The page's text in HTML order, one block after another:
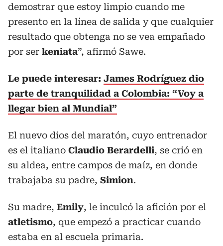
demostrar que estoy limpio cuando me
presento en la línea de salida y que cualquier
resultado que obtenga no se vea empañado
por ser keniata”, afirmó Sawe.
Le puede interesar: James Rodríguez dio
parte de tranquilidad a Colombia: “Voy a
llegar bien al Mundial”
El nuevo dios del maratón, cuyo entrenador
es el italiano Claudio Berardelli, se crió en
su aldea, entre campos de maíz, en donde
trabajaba su padre, Simion.
Su madre, Emily, le inculcó la afición por el
atletismo, que empezó a practicar cuando
estaba en al escuela primaria.